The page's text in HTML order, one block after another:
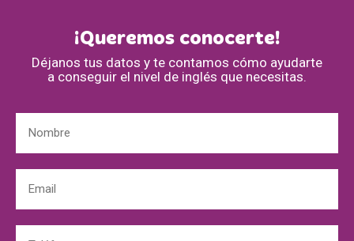
¡Queremos conocerte!
Déjanos tus datos y te contamos cómo ayudarte
a conseguir el nivel de inglés que necesitas.